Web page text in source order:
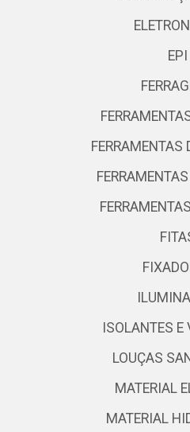
EPI
FERRAMENTAS
ISOLANTES E
LOUÇAS
MATERIAL
MATERIAL